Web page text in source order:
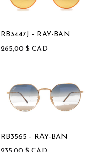
RB3447J – RAY-BAN
265,00 $ CAD
RB3565 – RAY-BAN